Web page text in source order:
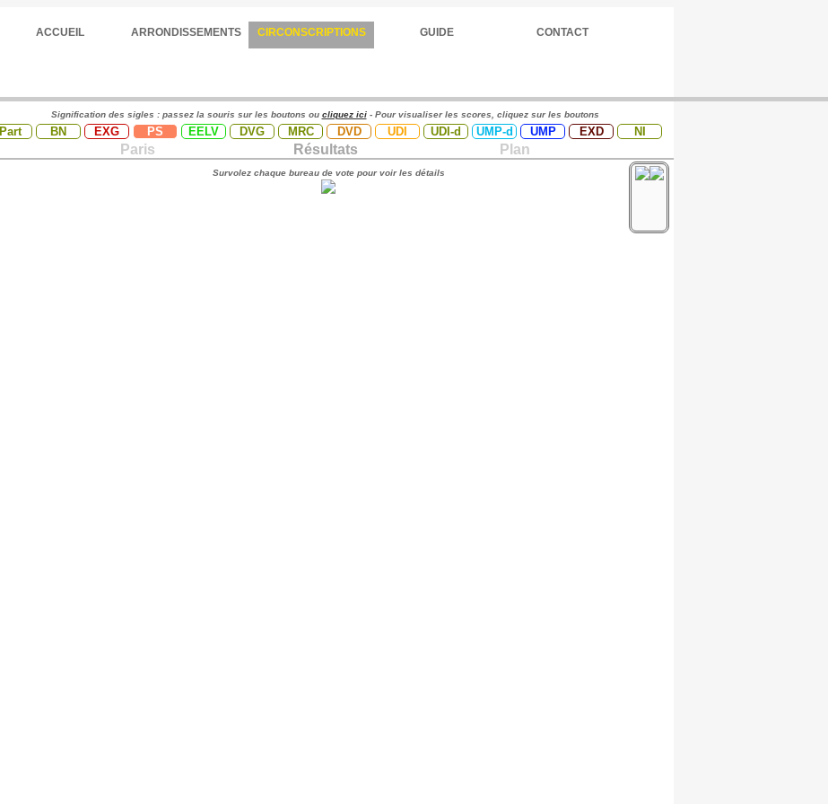
ACCUEIL ARRONDISSEMENTS CIRCONSCRIPTIONS GUIDE CONTACT
Signification des sigles : passez la souris sur les boutons ou cliquez ici- Pour visualiser les scores, cliquez sur les boutons
Part BN EXG PS EELV DVG MRC DVD UDI UDI-d UMP-d UMP EXD NI
Paris Résultats Plan
Survolez chaque bureau de vote pour voir les détails